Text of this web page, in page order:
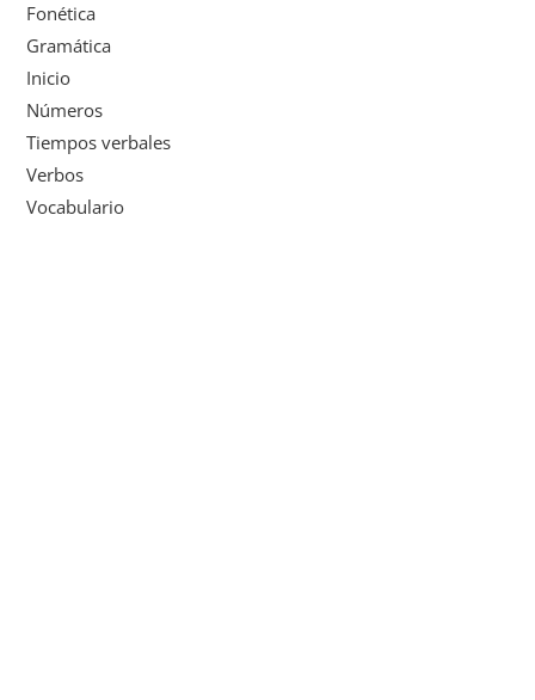
Fonética
Gramática
Inicio
Números
Tiempos verbales
Verbos
Vocabulario